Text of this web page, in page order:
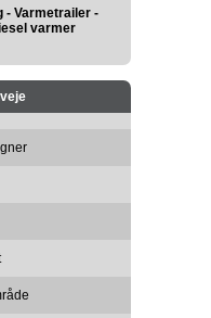
- Varmetrailer -
varmer